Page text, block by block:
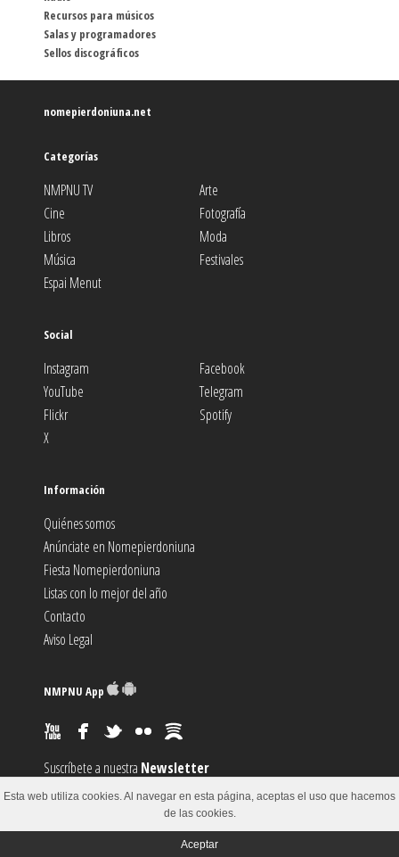
Recursos para músicos
Salas y programadores
Sellos discográficos
nomepierdoniuna.net
Categorías
NMPNU TV
Arte
Cine
Fotografía
Libros
Moda
Música
Festivales
Espai Menut
Social
Instagram
Facebook
YouTube
Telegram
Flickr
Spotify
X
Información
Quiénes somos
Anúnciate en Nomepierdoniuna
Fiesta Nomepierdoniuna
Listas con lo mejor del año
Contacto
Aviso Legal
NMPNU App
Suscríbete a nuestra Newsletter
Suscríbete al canalRSS
Esta web utiliza cookies. Al navegar en esta página, aceptas el uso que hacemos
de las cookies.
Aceptar